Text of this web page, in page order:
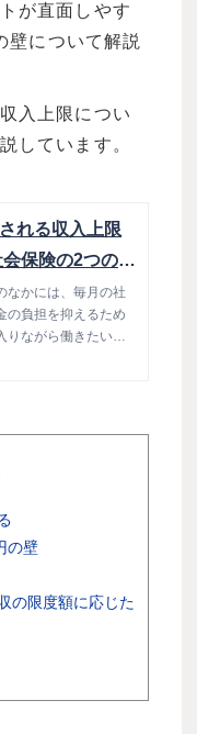
が直面しやす
壁について解説
入上限につい
しています。
れる収入上限
保険の2つのケ
なかには、毎月の社
の負担を抑えるため
りながら働きたい」
ません。 そのため、
トが多いが、収入の
当者の方もいるので
おける扶養控除につ
の壁
の限度額に応じた